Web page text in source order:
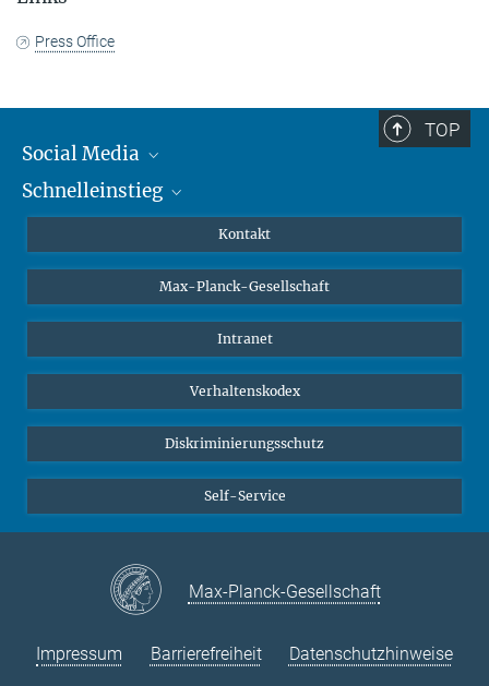
Press Office
TOP
Social Media
Mastodon
Schnelleinstieg
Studierende
Schüler*innen
Öffentlichkeit
Alumnae | Alumni
Kontakt
Max-Planck-Gesellschaft
Intranet
Verhaltenskodex
Diskriminierungsschutz
Self-Service
Max-Planck-Gesellschaft
Impressum Barrierefreiheit Datenschutzhinweise